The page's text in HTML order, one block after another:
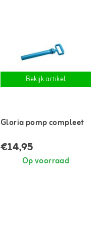
Bekijk artikel
Gloria pomp compleet
€14,95
Op voorraad